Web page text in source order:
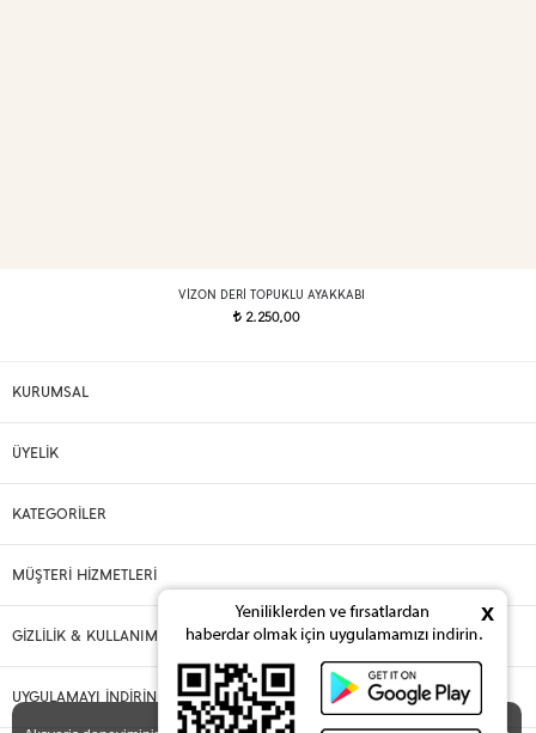
VIZON DERI TOPUKLU AYAKKABI
t 2.250,00
KURUMSAL
ÜYELİK
KATEGORİLER
MÜŞTERİ HİZMETLERİ
GİZLİLİK & KULLANIM
UYGULAMAYI İNDİRİN
x